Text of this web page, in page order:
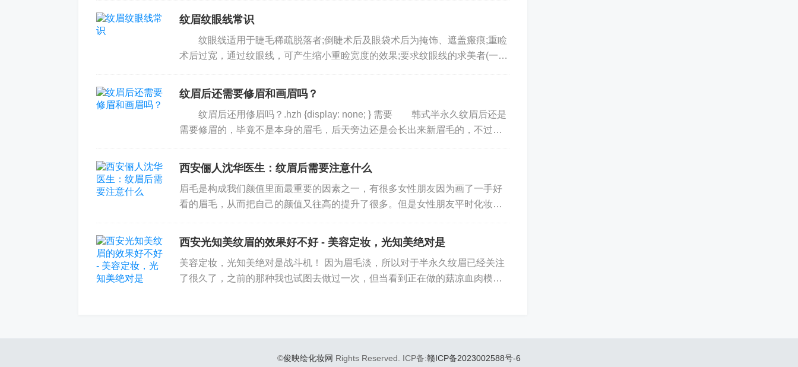
了...
纹眉纹眼线常识
纹眼线适用于睫毛稀疏脱落者;倒睫术后及眼袋术后为掩饰、遮盖瘢痕;重睑
术后过宽，通过纹眼线，可产生缩小重睑宽度的效果;要求纹眼线的求美者(一般
纹眉后还需要修眉和画眉吗？
纹眉后还用修眉吗？.hzh {display: none; } 需要 韩式半永久纹眉后还是
需要修眉的，毕竟不是本身的眉毛，后天旁边还是会长出来新眉毛的，不过长
西安俪人沈华医生：纹眉后需要注意什么
眉毛是构成我们颜值里面最重要的因素之一，有很多女性朋友因为画了一手好
看的眉毛，从而把自己的颜值又往高的提升了很多。但是女性朋友平时化妆时
好看...
西安光知美纹眉的效果好不好 - 美容定妆，光知美绝对是
美容定妆，光知美绝对是战斗机！ 因为眉毛淡，所以对于半永久纹眉已经关注
了很久了，之前的那种我也试图去做过一次，但当看到正在做的菇凉血肉模
©俊映绘化妆网 Rights Reserved. ICP备:赣ICP备2023002588号-6